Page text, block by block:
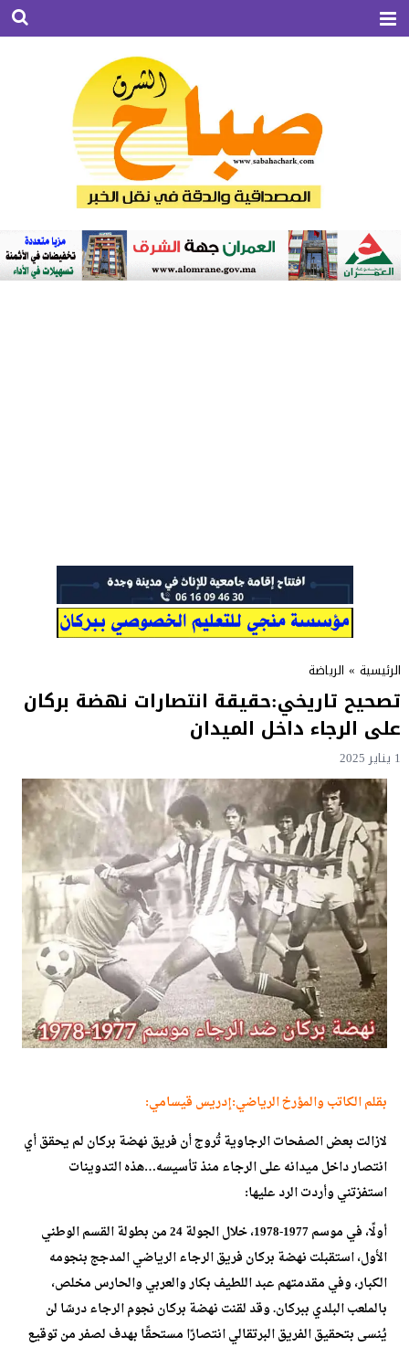
الرئيسية » الرياضة
تصحيح تاريخي:حقيقة انتصارات نهضة بركان
على الرجاء داخل الميدان
1 يناير 2025
بقلم الكاتب والمؤرخ الرياضي:إدريس قيسامي:
لازالت بعض الصفحات الرجاوية تُروج أن فريق نهضة بركان لم يحقق أي
انتصار داخل ميدانه على الرجاء منذ تأسيسه…هذه التدوينات
استفزتني وأردت الرد عليها:
أولًا، في موسم 1977-1978، خلال الجولة 24 من بطولة القسم الوطني
الأول، استقبلت نهضة بركان فريق الرجاء الرياضي المدجج بنجومه
الكبار، وفي مقدمتهم عبد اللطيف بكار والعربي والحارس مخلص،
بالملعب البلدي ببركان. وقد لقنت نهضة بركان نجوم الرجاء درسًا لن
يُنسى بتحقيق الفريق البرتقالي انتصارًا مستحقًا بهدف لصفر من توقيع